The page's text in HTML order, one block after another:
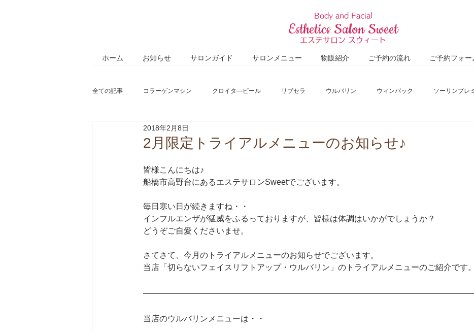
Body and Facial
Esthetics Salon Sweet
エステサロン スウィート
ホーム お知らせ サロンガイド サロンメニュー 物販紹介 ご予約の流れ ご予約フォー
全ての記事 コラーゲンマシン クロイタ―ピール リブセラ ウルバリン ウィンバック ソーリンプレ
サロンメニュー サロン紹介
オススメ商品 お客様の声
2月限定トライアルメニューのお知らせ♪
2018年2月8日
皆様こんにちは♪
船橋市高野台にあるエステサロンSweetでございます。
毎日寒い日が続きますね・・
インフルエンザが猛威をふるっておりますが、皆様は体調はいかがでしょうか？
どうぞご自愛くださいませ。
さてさて、今月のトライアルメニューのお知らせでございます。
当店「切らないフェイスリフトアップ・ウルバリン」のトライアルメニューのご紹介です。
当店のウルバリンメニューは・・